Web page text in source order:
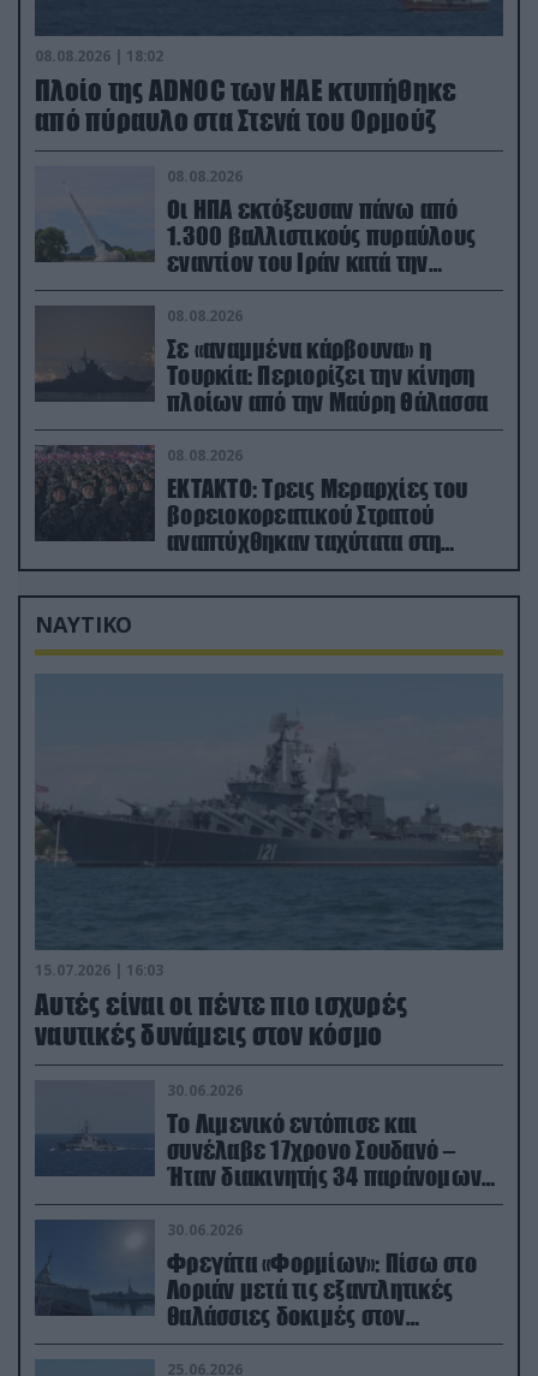
08.08.2026 | 18:02
Πλοίο της ADNOC των ΗΑΕ κτυπήθηκε
από πύραυλο στα Στενά του Ορμούζ
08.08.2026
Οι ΗΠΑ εκτόξευσαν πάνω από
1.300 βαλλιστικούς πυραύλους
εναντίον του Ιράν κατά την
διάρκεια του πολέμου
08.08.2026
Σε «αναμμένα κάρβουνα» η
Τουρκία: Περιορίζει την κίνηση
πλοίων από την Μαύρη Θάλασσα
08.08.2026
ΕΚΤΑΚΤΟ: Τρεις Μεραρχίες του
βορειοκορεατικού Στρατού
αναπτύχθηκαν ταχύτατα στη
Ρωσία
ΝΑΥΤΙΚΟ
15.07.2026 | 16:03
Aυτές είναι οι πέντε πιο ισχυρές
ναυτικές δυνάμεις στον κόσμο
30.06.2026
Το Λιμενικό εντόπισε και
συνέλαβε 17χρονο Σουδανό –
Ήταν διακινητής 34 παράνομων
μεταναστών
30.06.2026
Φρεγάτα «Φορμίων»: Πίσω στο
Λοριάν μετά τις εξαντλητικές
θαλάσσιες δοκιμές στον
απαιτητικό Βισκαϊκό
25.06.2026